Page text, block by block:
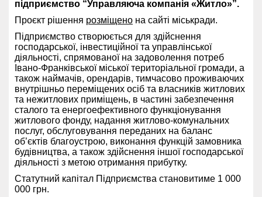
підприємство “Управляюча компанія «Житло»”.
Проєкт рішення розміщено на сайті міськради.
Підприємство створюється для здійснення
господарської, інвестиційної та управлінської
діяльності, спрямованої на задоволення потреб
Івано-Франківської міської територіальної громади, а
також наймачів, орендарів, тимчасово проживаючих
внутрішньо переміщених осіб та власників житлових
та нежитлових приміщень, в частині забезпечення
сталого та енергоефективного функціонування
житлового фонду, надання житлово-комунальних
послуг, обслуговування переданих на баланс
об’єктів благоустрою, виконання функцій замовника
будівництва, а також здійснення іншої господарської
діяльності з метою отримання прибутку.
Статутний капітал Підприємства становитиме 1 000
000 грн.